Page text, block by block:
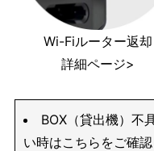
Wi-Fiルーター返却
詳細ページ>
BOX（貸出機）不
い時はこちらをご確認